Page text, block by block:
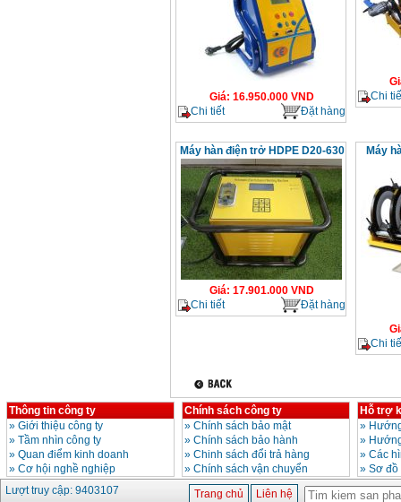
Giá: 16.950.000 VND
Chi tiết
Đặt hàng
Chi
Máy hàn điện trở HDPE D20-630
Giá: 17.901.000 VND
Chi tiết
Đặt hàng
Máy
Chi
Thông tin công ty
» Giới thiệu công ty
» Tầm nhìn công ty
» Quan điểm kinh doanh
» Cơ hội nghề nghiệp
Chính sách công ty
» Chính sách bảo mật
» Chính sách bảo hành
» Chinh sách đổi trả hàng
» Chính sách vận chuyển
Hỗ trợ
»
»
» Các
» Sơ
Lượt truy cập: 9403107
Trang chủ Liên hệ